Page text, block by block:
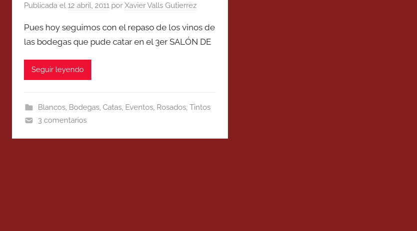
Publicada el 12 abril, 2011 por Xavier Valls Gutierrez
Pues hoy seguimos con el repaso de los vinos de
las bodegas que pude catar en el 3er SALÓN DE
Seguir leyendo
Blancos, Bodegas, Catas, Eventos, Rosados, Tintos
3 comentarios